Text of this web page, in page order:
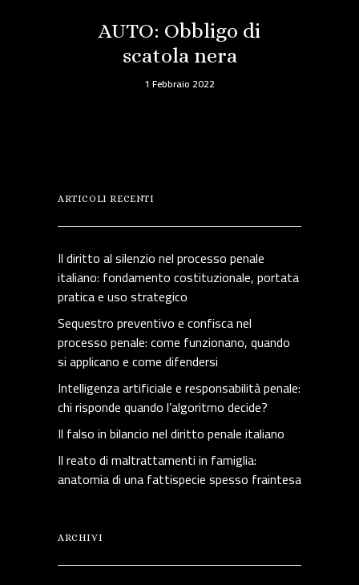
AUTO: Obbligo di
scatola nera
1 Febbraio 2022
ARTICOLI RECENTI
Il diritto al silenzio nel processo penale
italiano: fondamento costituzionale, portata
pratica e uso strategico
Sequestro preventivo e confisca nel
processo penale: come funzionano, quando
si applicano e come difendersi
Intelligenza artificiale e responsabilità penale:
chi risponde quando l’algoritmo decide?
Il falso in bilancio nel diritto penale italiano
Il reato di maltrattamenti in famiglia:
anatomia di una fattispecie spesso fraintesa
ARCHIVI